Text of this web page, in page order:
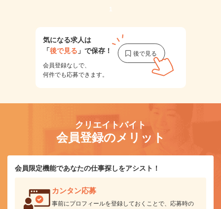
1
気になる求人は
「後で見る 」で保存！
会員登録なしで、
何件でも応募できます。
クリエイトバイト
会員登録のメリット
会員限定機能であなたの仕事探しをアシスト！
カンタン応募
事前にプロフィールを登録しておくことで、応募時の